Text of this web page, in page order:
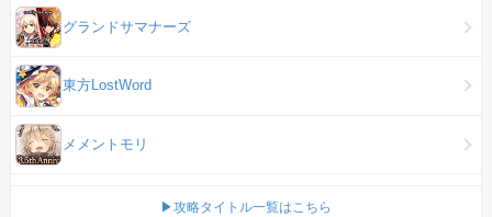
グランドサマナーズ
東方LostWord
メメントモリ
▶攻略タイトル一覧はこちら